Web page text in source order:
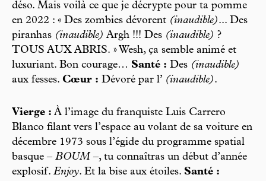
déso. Mais voilà ce que je décrypte pour ta pomme
en 2022 : « Des zombies dévorent (inaudible)... Des
piranhas (inaudible) Argh !!! Des (inaudible) ?
TOUS AUX ABRIS. » Wesh, ça semble animé et
luxuriant. Bon courage… Santé : Des (inaudible)
aux fesses. Cœur : Dévoré par l’ (inaudible).
Vierge : À l’image du franquiste Luis Carrero
Blanco filant vers l’espace au volant de sa voiture en
décembre 1973 sous l’égide du programme spatial
basque – BOUM –, tu connaîtras un début d’année
explosif. Enjoy. Et la bise aux étoiles. Santé :